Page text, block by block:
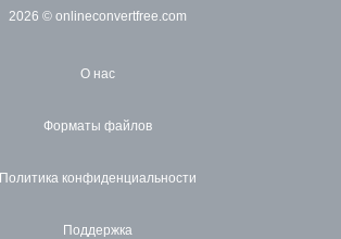
2026 © onlineconvertfree.com
О нас
Форматы файлов
Политика конфиденциальности
Поддержка